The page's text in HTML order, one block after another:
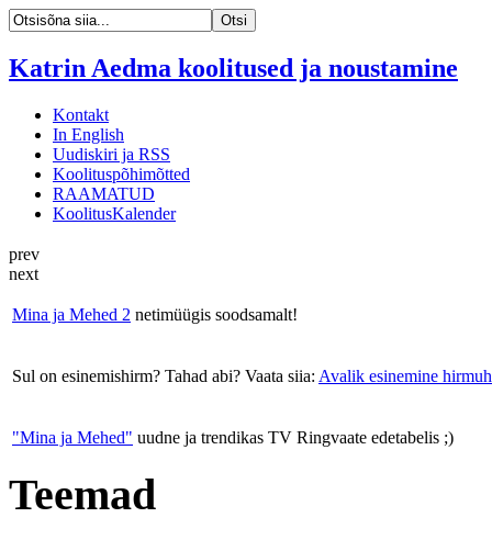
Katrin Aedma koolitused ja noustamine
Kontakt
In English
Uudiskiri ja RSS
Koolituspõhimõtted
RAAMATUD
KoolitusKalender
prev
next
Mina ja Mehed 2 netimüügis soodsamalt!
Sul on esinemishirm? Tahad abi? Vaata siia: Avalik esinemine
"Mina ja Mehed" uudne ja trendikas TV Ringvaate edetabelis ;)
Teemad